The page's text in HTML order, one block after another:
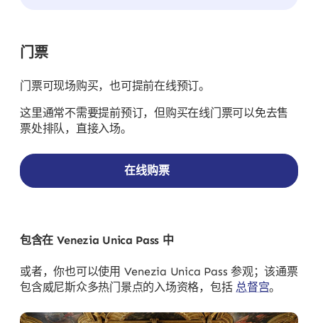
门票
门票可现场购买，也可提前在线预订。
这里通常不需要提前预订，但购买在线门票可以免去售
票处排队，直接入场。
在线购票
包含在 Venezia Unica Pass 中
或者，你也可以使用 Venezia Unica Pass 参观；该通票
包含威尼斯众多热门景点的入场资格，包括 总督宫。